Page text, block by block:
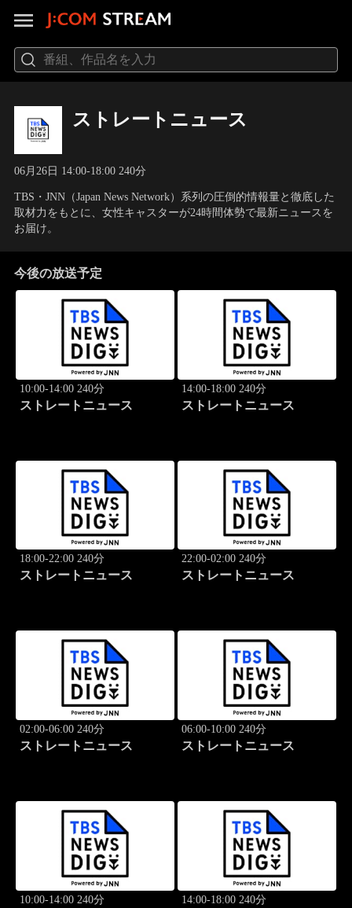
ストレートニュース
06月26日 14:00-18:00 240分
TBS・JNN（Japan News Network）系列の圧倒的情報量と徹底した
取材力をもとに、女性キャスターが24時間体勢で最新ニュースを
お届け。
今後の放送予定
10:00-14:00 240分
ストレートニュース
14:00-18:00 240分
ストレートニュース
18:00-22:00 240分
ストレートニュース
22:00-02:00 240分
ストレートニュース
02:00-06:00 240分
ストレートニュース
06:00-10:00 240分
ストレートニュース
10:00-14:00 240分 14:00-18:00 240分